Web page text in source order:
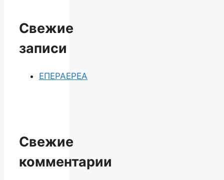
Свежие
записи
ЕПЕРАЕРЕА
Свежие
комментарии